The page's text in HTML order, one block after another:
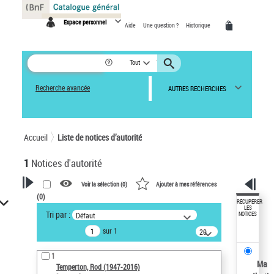
Espace personnel Aide Une question ? Historique
Tout
Recherche avancée AUTRES RECHERCHES
Accueil Liste de notices d’autorité
1 Notices d'autorité
VOTRE RECHERCHE
Recherche avancée dans les
notices d’autorité
Œuvres liées à l'auteur :
Temperton, Rod (1947-2016)
Voir la sélection (0) Ajouter à mes références
(0)
Tri par : Défaut
sur 1
20
résultats/page
1
Temperton, Rod (1947-2016)
RÉCUPÉRER
LES
NOTICES
Ma
Panneau de gestion des cookies